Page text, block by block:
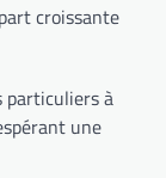
croissante
particuliers à
une